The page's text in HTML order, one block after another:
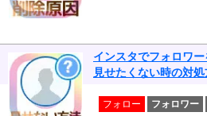
インスタでフォロワ
見せたくない時の対
フォロー フォロワー